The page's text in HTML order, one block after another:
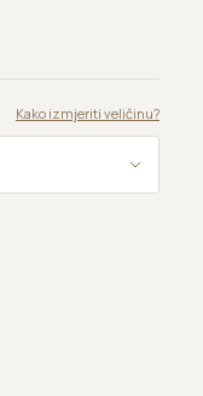
Kako izmjeriti veličinu?